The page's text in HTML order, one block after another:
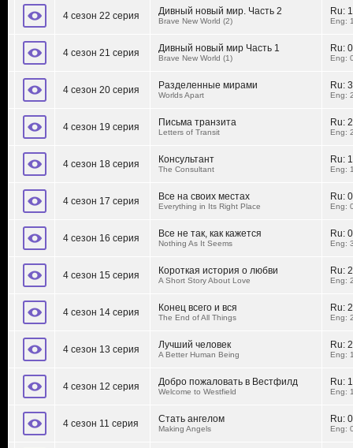
4 сезон 22 серия Дивный новый мир. Часть 2
Brave New World (2)
Ru:
Eng:
4 сезон 21 серия Дивный новый мир Часть 1
Brave New World (1)
Ru:
Eng:
4 сезон 20 серия Разделенные мирами
Worlds Apart
Ru:
Eng:
4 сезон 19 серия Письма транзита
Letters of Transit
Ru:
Eng:
4 сезон 18 серия Консультант
The Consultant
Ru:
Eng:
4 сезон 17 серия Все на своих местах
Everything in Its Right Place
Ru:
Eng:
4 сезон 16 серия Все не так, как кажется
Nothing As It Seems
Ru:
Eng:
4 сезон 15 серия Короткая история о любви
A Short Story About Love
Ru:
Eng:
4 сезон 14 серия Конец всего и вся
The End of All Things
Ru:
Eng:
4 сезон 13 серия Лучший человек
A Better Human Being
Ru:
Eng:
4 сезон 12 серия Добро пожаловать в Вестфилд
Welcome to Westfield
Ru:
Eng:
4 сезон 11 серия Стать ангелом
Making Angels
Ru:
Eng: